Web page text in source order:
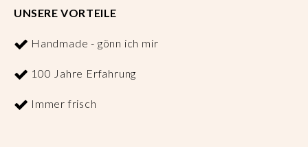
UNSERE VORTEILE
Handmade - gönn ich mir
100 Jahre Erfahrung
Immer frisch